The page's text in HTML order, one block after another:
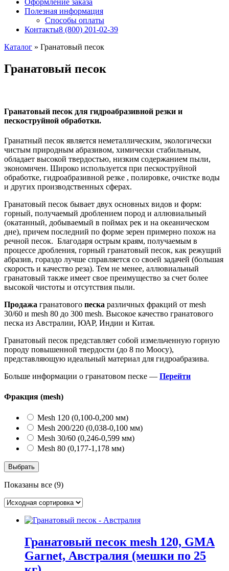
Оформление заказа
Полезная информация
Способы оплаты
Контакты8 (800) 201-02-39
Каталог » Гранатовый песок
Гранатовый песок
Гранатовый песок для гидроабразивной резки и
пескоструйной обработки.
Гранатный песок является неметаллическим, экологически
чистым природным абразивом, химически стабильным,
обладает высокой твердостью, низким содержанием пыли,
экономичен. Широко используется при пескоструйной
обработке, гидроабразивной резке , полировке, очистке воды
и других производственных сферах.
Гранатовый песок бывает двух основных видов и форм:
горный, получаемый дроблением пород и аллювиальный
(окатанный, добываемый в поймах рек и на океаническом
дне), причем последний по форме зерен примерно похож на
речной песок. Благодаря острым краям, получаемым в
процессе дробления, горный гранатовый песок, как режущий
абразив, гораздо лучше справляется со своей задачей (большая
скорость и качество реза). Тем не менее, аллювиальный
гранатовый также имеет свое преимущество за счет более
высокой чистоты и отсутствия пыли.
Продажа гранатового песка различных фракций от mesh
30/60 и mesh 80 до 300 mesh. Высокое качество гранатового
песка из Австралии, ЮАР, Индии и Китая.
Гранатовый песок представляет собой измельченную горную
породу повышенной твердости (до 8 по Моосу),
представляющую идеальный материал для гидроабразива.
Больше информации о гранатовом песке — Перейти
Фракция (mesh)
Mesh 120 (0,100-0,200 мм)
Mesh 200/220 (0,038-0,100 мм)
Mesh 30/60 (0,246-0,599 мм)
Mesh 80 (0,177-1,178 мм)
Выбрать
Показаны все (9)
Гранатовый песок mesh 120, GMA
Garnet, Австралия (мешки по 25